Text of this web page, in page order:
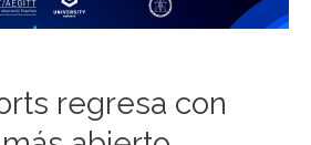
regresa con